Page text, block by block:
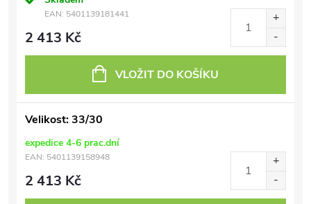
EAN: 5401139181441
2 413 Kč
VLOŽIT DO KOŠÍKU
Velikost: 33/30
expedice 4-6 prac.dní
EAN: 5401139158948
2 413 Kč